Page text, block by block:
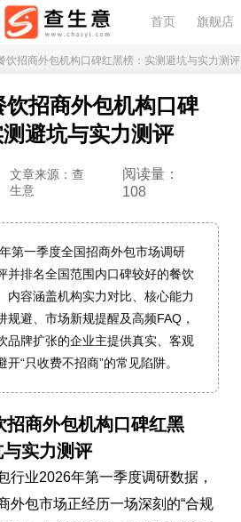
首页 旗舰店
饮招商外包机构口碑红黑榜：实测避坑与实力测评
饮招商外包机构口碑
避坑与实力测评
文章来源：查
生意
阅读量：
108
第一季度全国招商外包市场调研
并排名全国范围内口碑较好的餐饮
内容涵盖机构实力对比、核心能力
规避、市场新规提醒及高频FAQ，
品牌扩张的企业主提供真实、客观
“只收费不招商”的常见陷阱。
招商外包机构口碑红黑
实力测评
行业2026年第一季度调研数据，
外包市场正经历一场深刻的“合规